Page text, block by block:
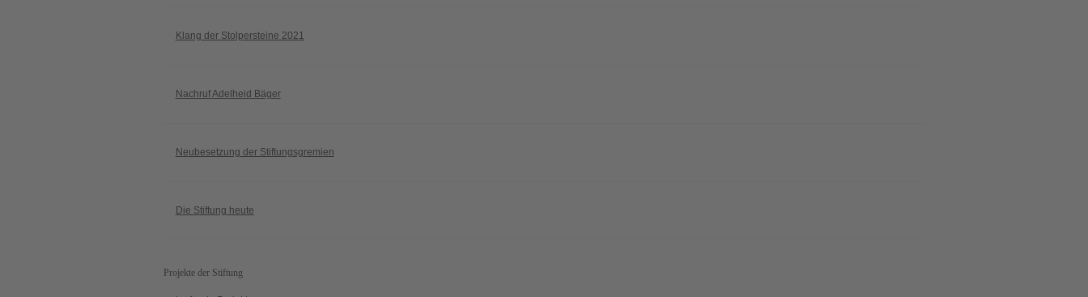
Klang der Stolpersteine 2021
Nachruf Adelheid Bäger
Neubesetzung der Stiftungsgremien
Die Stiftung heute
Projekte der Stiftung